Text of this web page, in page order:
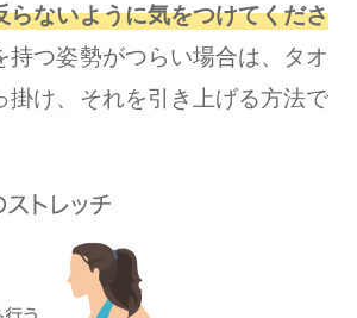
らないように気をつけてくださ
持つ姿勢がつらい場合は、タオ
掛け、それを引き上げる方法で